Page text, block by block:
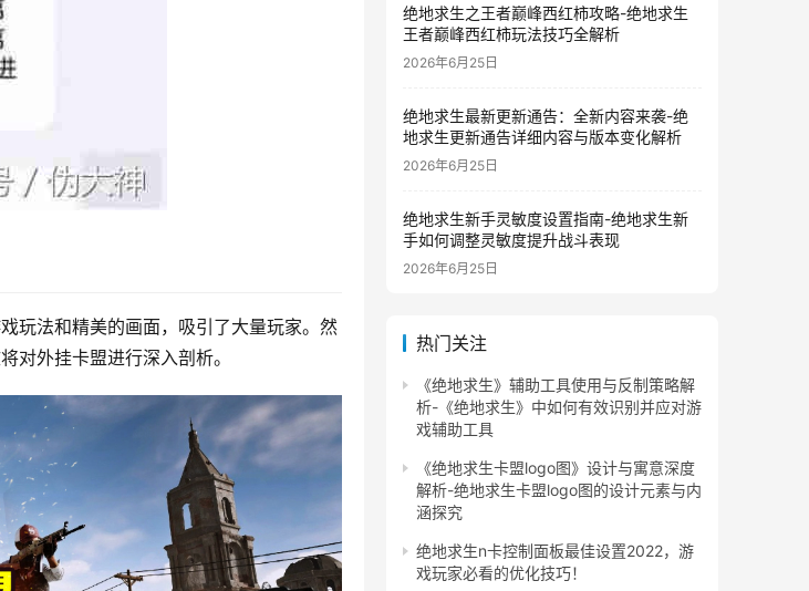
玩法和精美的画面，吸引了大量玩家。然
对外挂卡盟进行深入剖析。
绝地求生之王者巅峰西红柿攻略-绝地求生
王者巅峰西红柿玩法技巧全解析
2026年6月25日
绝地求生最新更新通告：全新内容来袭-绝
地求生更新通告详细内容与版本变化解析
2026年6月25日
绝地求生新手灵敏度设置指南-绝地求生新
手如何调整灵敏度提升战斗表现
2026年6月25日
热门关注
《绝地求生》辅助工具使用与反制策略解
析-《绝地求生》中如何有效识别并应对游
戏辅助工具
《绝地求生卡盟logo图》设计与寓意深度
解析-绝地求生卡盟logo图的设计元素与内
涵探究
绝地求生n卡控制面板最佳设置2022，游
戏玩家必看的优化技巧！